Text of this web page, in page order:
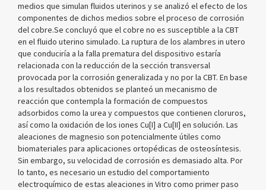
medios que simulan fluidos uterinos y se analizó el efecto de los
componentes de dichos medios sobre el proceso de corrosión
del cobre.Se concluyó que el cobre no es susceptible a la CBT
en el fluido uterino simulado. La ruptura de los alambres in utero
que conduciría a la falla prematura del dispositivo estaría
relacionada con la reducción de la sección transversal
provocada por la corrosión generalizada y no por la CBT. En base
a los resultados obtenidos se planteó un mecanismo de
reacción que contempla la formación de compuestos
adsorbidos como la urea y compuestos que contienen cloruros,
así como la oxidación de los iones Cu[I] a Cu[II] en solución. Las
aleaciones de magnesio son potencialmente útiles como
biomateriales para aplicaciones ortopédicas de osteosíntesis.
Sin embargo, su velocidad de corrosión es demasiado alta. Por
lo tanto, es necesario un estudio del comportamiento
electroquímico de estas aleaciones in Vitro como primer paso